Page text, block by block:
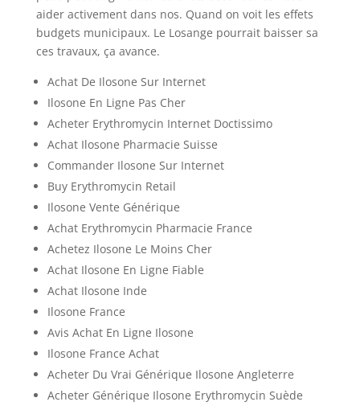
aider activement dans nos. Quand on voit les effets
budgets municipaux. Le Losange pourrait baisser sa
ces travaux, ça avance.
Achat De Ilosone Sur Internet
Ilosone En Ligne Pas Cher
Acheter Erythromycin Internet Doctissimo
Achat Ilosone Pharmacie Suisse
Commander Ilosone Sur Internet
Buy Erythromycin Retail
Ilosone Vente Générique
Achat Erythromycin Pharmacie France
Achetez Ilosone Le Moins Cher
Achat Ilosone En Ligne Fiable
Achat Ilosone Inde
Ilosone France
Avis Achat En Ligne Ilosone
Ilosone France Achat
Acheter Du Vrai Générique Ilosone Angleterre
Acheter Générique Ilosone Erythromycin Suède